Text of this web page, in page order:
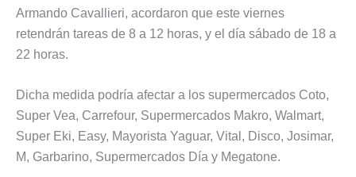
Armando Cavallieri, acordaron que este viernes
retendrán tareas de 8 a 12 horas, y el día sábado de 18 a
22 horas.
Dicha medida podría afectar a los supermercados Coto,
Super Vea, Carrefour, Supermercados Makro, Walmart,
Super Eki, Easy, Mayorista Yaguar, Vital, Disco, Josimar,
M, Garbarino, Supermercados Día y Megatone.